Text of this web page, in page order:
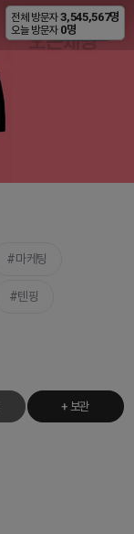
비공개
마케팅
텐핑
+ 보관
전체 방문자 3,545,567명
오늘 방문자 0명